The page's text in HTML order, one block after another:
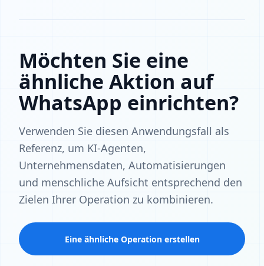
Möchten Sie eine
ähnliche Aktion auf
WhatsApp einrichten?
Verwenden Sie diesen Anwendungsfall als
Referenz, um KI-Agenten,
Unternehmensdaten, Automatisierungen
und menschliche Aufsicht entsprechend den
Zielen Ihrer Operation zu kombinieren.
Eine ähnliche Operation erstellen